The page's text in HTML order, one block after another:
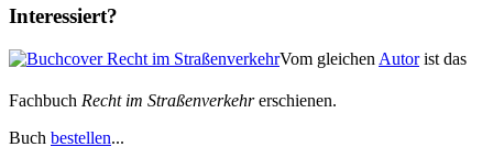
Interessiert?
Vom gleichen Autorist das
Fachbuch Recht im Straßenverkehrerschienen.
Buch bestellen...